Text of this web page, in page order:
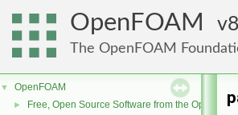
OpenFOAM 8
The OpenFOAM
▼ OpenFOAM
► Free, Open Source Software from the